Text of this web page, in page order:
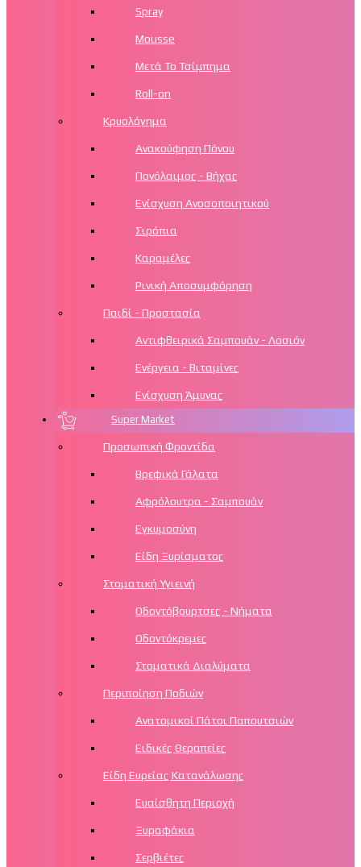
Spray
Mousse
Μετά Το Τσίμπημα
Roll-on
Κρυολόγημα
Ανακούφηση Πόνου
Πονόλαιμος - Βήχας
Ενίσχυση Ανοσοποιητικού
Σιρόπια
Καραμέλες
Ρινική Αποσυμφόρηση
Παιδί - Προστασία
Αντιφθειρικά Σαμπουάν - Λοσιόν
Ενέργεια - Βιταμίνες
Ενίσχυση Άμυνας
Super Market
Προσωπική Φροντίδα
Βρεφικά Γάλατα
Αφρόλουτρα - Σαμπουάν
Εγκυμοσύνη
Είδη Ξυρίσματος
Στοματική Υγιεινή
Οδοντόβουρτσες - Νήματα
Οδοντόκρεμες
Στοματικά Διαλύματα
Περιποίηση Ποδιών
Aνατομικοί Πάτοι Παπουτσιών
Ειδικές Θεραπείες
Είδη Ευρείας Κατανάλωσης
Ευαίσθητη Περιοχή
Ξυραφάκια
Σερβιέτες